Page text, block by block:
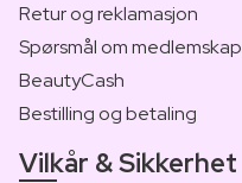
Retur og reklamasjon
Spørsmål om medlemskap
BeautyCash
Bestilling og betaling
Vilkår & Sikkerhet